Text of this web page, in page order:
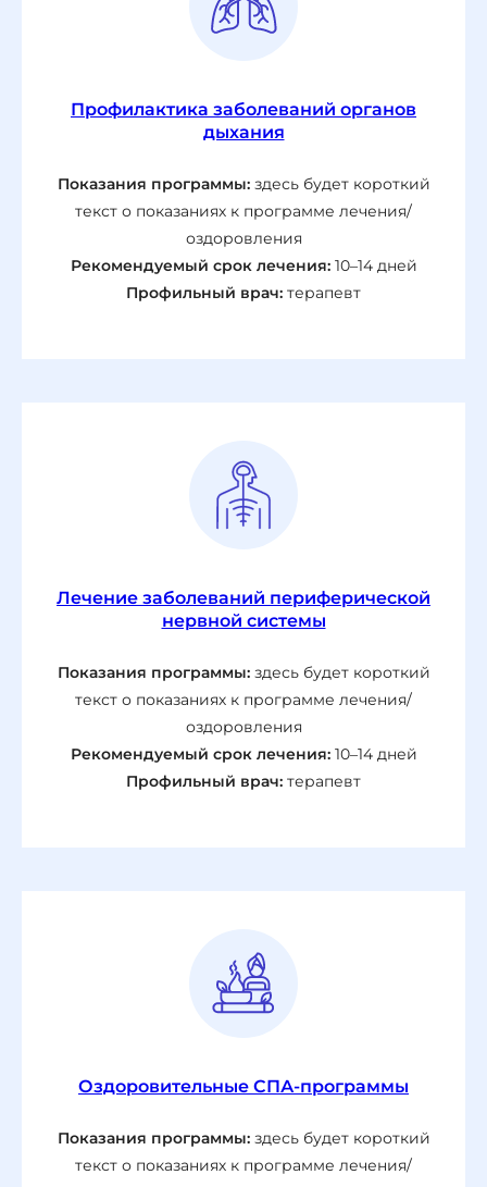
Профилактика заболеваний органов
дыхания
Показания программы:здесь будет короткий
текст о показаниях к программе лечения/
оздоровления
Рекомендуемый срок лечения:10–14 дней
Профильный врач: терапевт
Лечение заболеваний периферической
нервной системы
Показания программы:здесь будет короткий
текст о показаниях к программе лечения/
оздоровления
Рекомендуемый срок лечения:10–14 дней
Профильный врач: терапевт
Оздоровительные СПА-программы
Показания программы:здесь будет короткий
текст о показаниях к программе лечения/